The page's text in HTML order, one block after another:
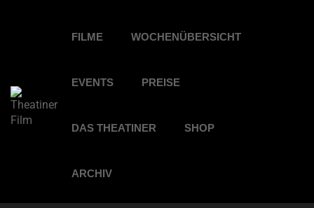
FILME WOCHENÜBERSICHT
EVENTS PREISE
DAS THEATINER SHOP
ARCHIV